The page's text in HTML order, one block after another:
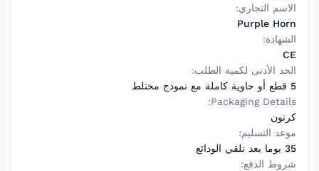
الاسم التجاري:
Purple Horn
الشهادة:
CE
الحد الأدنى لكمية الطلب:
5 قطع أو حاوية كاملة مع نموذج مختلط
Packaging Details:
كرتون
موعد التسليم:
35 يوما بعد تلقي الودائع
شروط الدفع: